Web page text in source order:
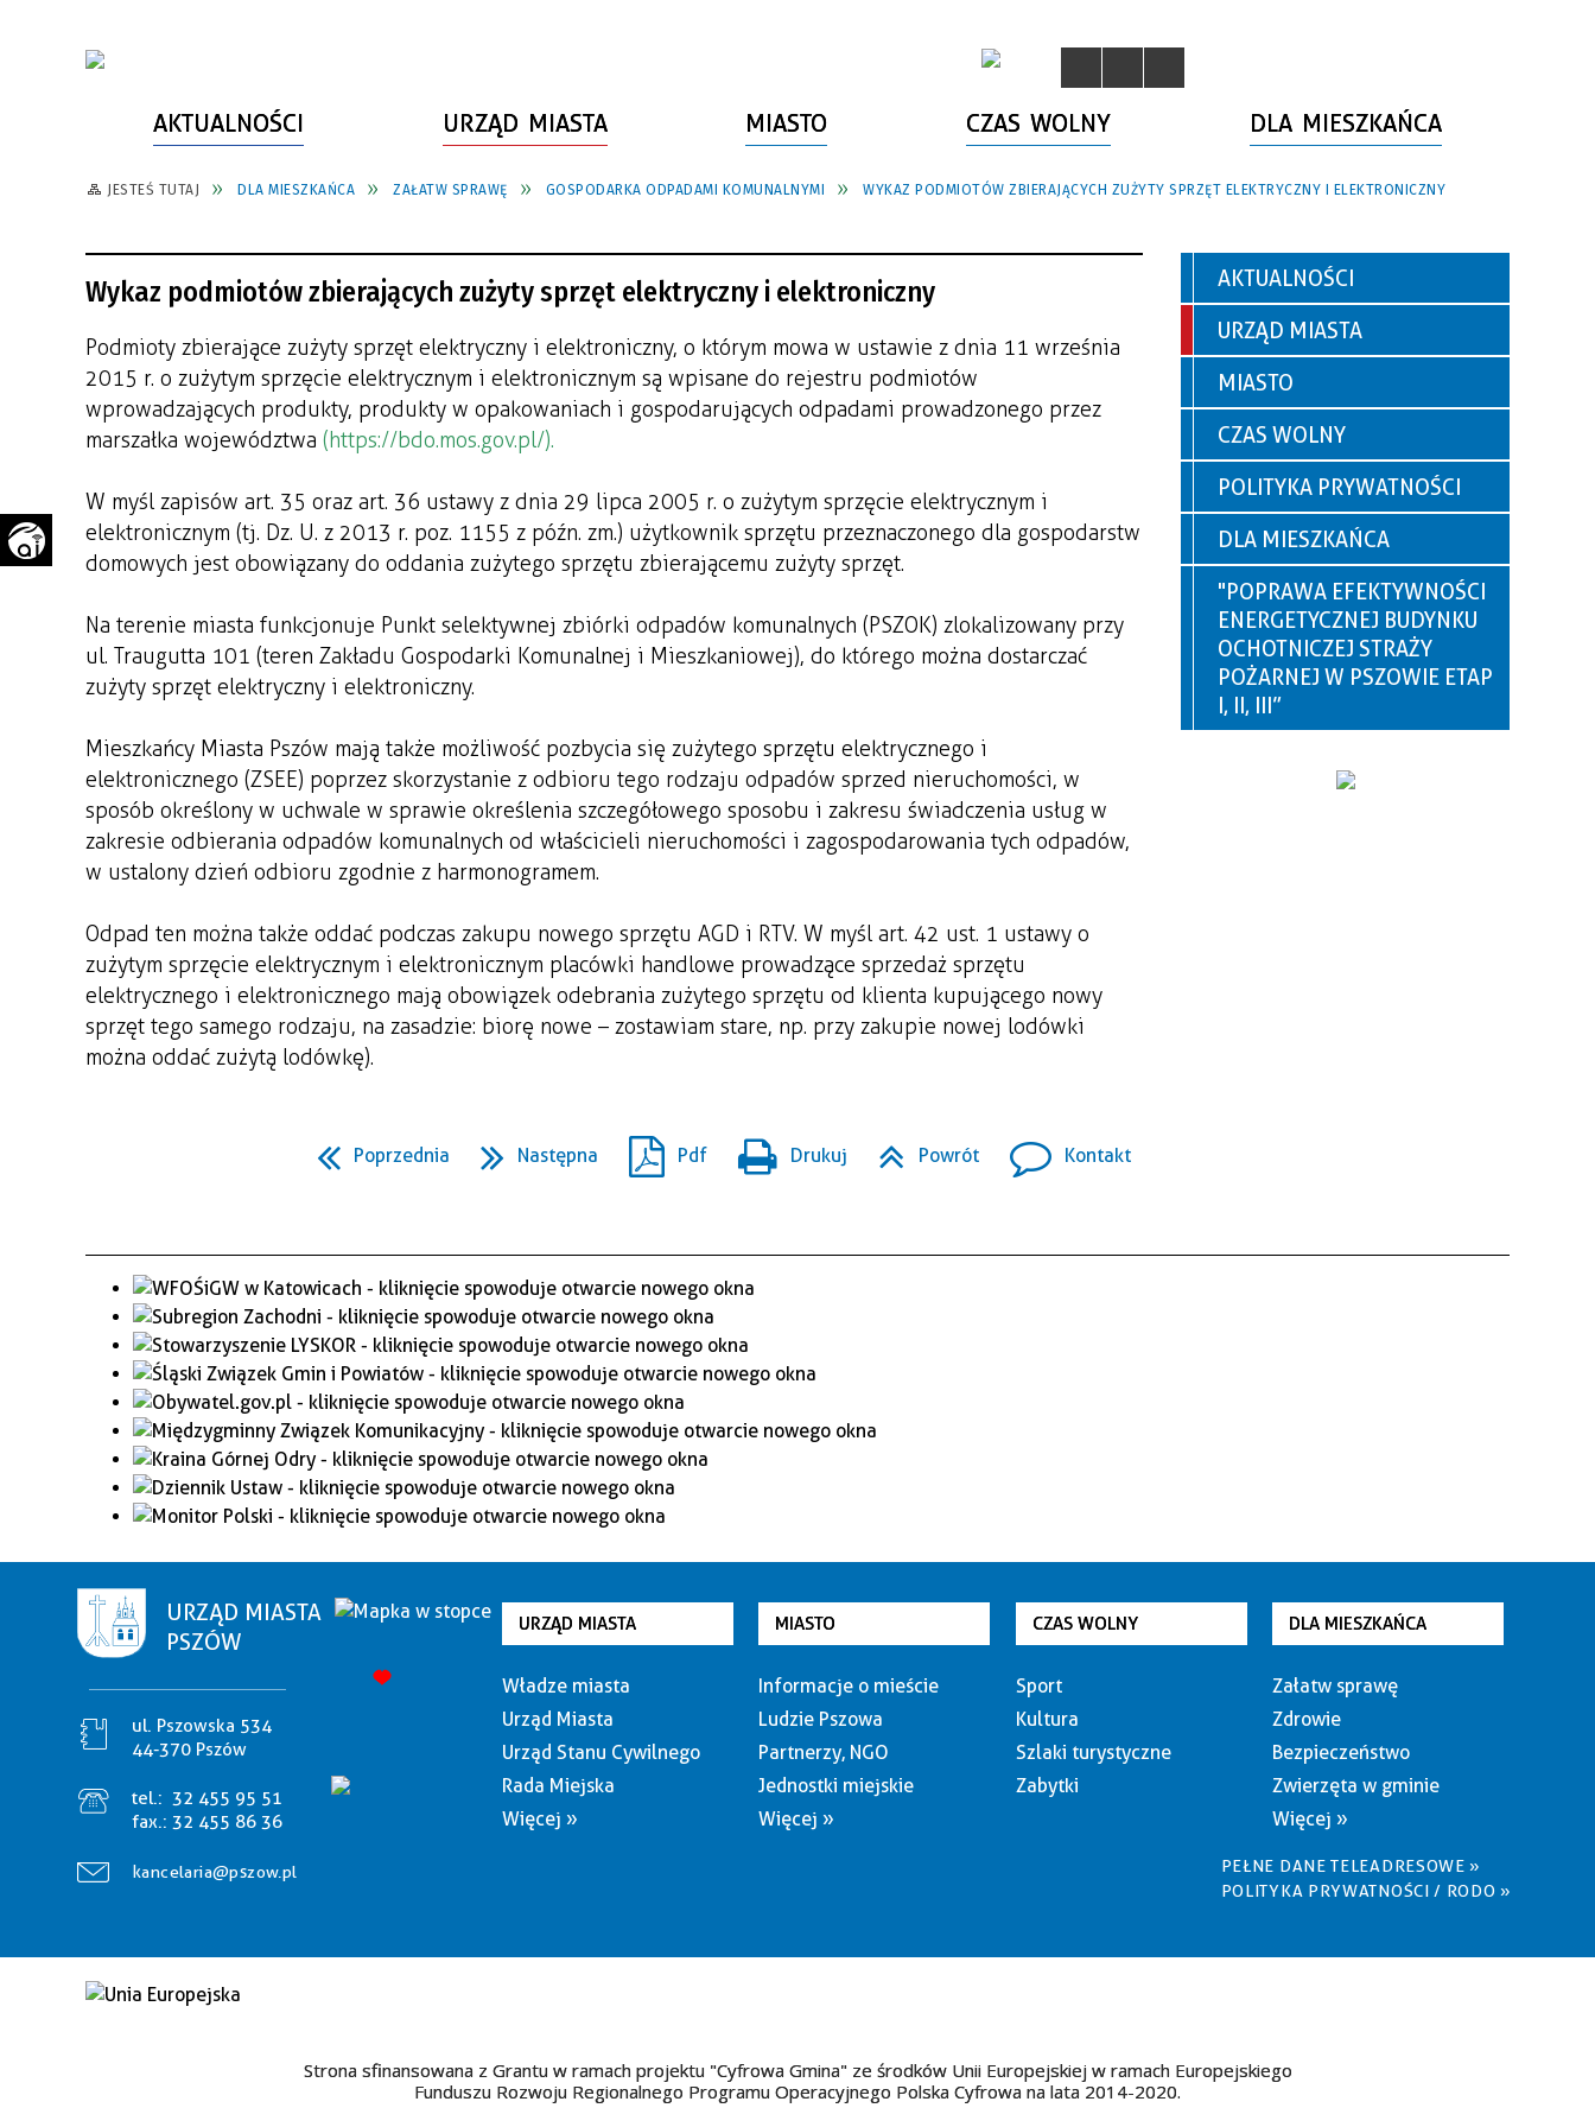
AKTUALNOŚCI URZĄD MIASTA
WŁADZE MIASTA
URZĄD STANU CYWILNEGO
RADA MIEJSKA
BUDŻET MIASTA
STRATEGIE, PLANY, PROGRAMY
MIASTO
INFORMACJE O MIEŚCIE
PARTNERZY, NGO
JEDNOSTKI MIEJSKIE
EDUKACJA
INWESTYCJE MIEJSKIE
PRZEDSIĘBIORCZOŚCI
WAŻNE TELEFONY
"PSZOW.PL"
CZAS WOLNY
SPORT
SZLAKI TURYSTYCZNE
ZABYTKI
DLA MIESZKAŃCA
ZAŁATW SPRAWĘ
BEZPIECZEŃSTWO
ZWIERZĘTA W GMINIE
POMIAR SATYSFAKCJI KLIENTA
INFORMATOR
ZAGOSPODAROWANIE
PRZESTRZENNE
JESTEŚ TUTAJ DLA MIESZKAŃCA ZAŁATW SPRAWĘ GOSPODARKA ODPADAMI KOMUNALNYMI WYKAZ PODMIOTÓW ZBIERAJĄCYCH ZUŻYTY SPRZĘT ELEKTRYCZNY I ELEKTRONICZNY
Wykaz podmiotów zbierających zużyty sprzęt elektryczny i elektroniczny
Podmioty zbierające zużyty sprzęt elektryczny i elektroniczny, o którym mowa w ustawie z dnia 11 września
2015 r. o zużytym sprzęcie elektrycznym i elektronicznym są wpisane do rejestru podmiotów
wprowadzających produkty, produkty w opakowaniach i gospodarujących odpadami prowadzonego przez
marszałka województwa (https://bdo.mos.gov.pl/).
W myśl zapisów art. 35 oraz art. 36 ustawy z dnia 29 lipca 2005 r. o zużytym sprzęcie elektrycznym i
elektronicznym (tj. Dz. U. z 2013 r. poz. 1155 z późn. zm.) użytkownik sprzętu przeznaczonego dla gospodarstw
domowych jest obowiązany do oddania zużytego sprzętu zbierającemu zużyty sprzęt.
Na terenie miasta funkcjonuje Punkt selektywnej zbiórki odpadów komunalnych (PSZOK) zlokalizowany przy
ul. Traugutta 101 (teren Zakładu Gospodarki Komunalnej i Mieszkaniowej), do którego można dostarczać
zużyty sprzęt elektryczny i elektroniczny.
Mieszkańcy Miasta Pszów mają także możliwość pozbycia się zużytego sprzętu elektrycznego i
elektronicznego (ZSEE) poprzez skorzystanie z odbioru tego rodzaju odpadów sprzed nieruchomości, w
sposób określony w uchwale w sprawie określenia szczegółowego sposobu i zakresu świadczenia usług w
zakresie odbierania odpadów komunalnych od właścicieli nieruchomości i zagospodarowania tych odpadów,
w ustalony dzień odbioru zgodnie z harmonogramem.
Odpad ten można także oddać podczas zakupu nowego sprzętu AGD i RTV. W myśl art. 42 ust. 1 ustawy o
zużytym sprzęcie elektrycznym i elektronicznym placówki handlowe prowadzące sprzedaż sprzętu
elektrycznego i elektronicznego mają obowiązek odebrania zużytego sprzętu od klienta kupującego nowy
sprzęt tego samego rodzaju, na zasadzie: biorę nowe – zostawiam stare, np. przy zakupie nowej lodówki
można oddać zużytą lodówkę).
Poprzednia Następna Pdf Drukuj Powrót Kontakt
AKTUALNOŚCI
URZĄD MIASTA
MIASTO
CZAS WOLNY
POLITYKA PRYWATNOŚCI
DLA MIESZKAŃCA
"POPRAWA EFEKTYWNOŚCI
ENERGETYCZNEJ BUDYNKU
OCHOTNICZEJ STRAŻY
POŻARNEJ W PSZOWIE ETAP
I, II, III”
URZĄD MIASTA
PSZÓW
ul. Pszowska 534
44-370 Pszów
tel.: 32 455 95 51
fax.: 32 455 86 36
kancelaria@pszow.pl
URZĄD MIASTA
Władze miasta
Urząd Miasta
Urząd Stanu Cywilnego
Rada Miejska
Więcej »
MIASTO
Informacje o mieście
Ludzie Pszowa
Partnerzy, NGO
Jednostki miejskie
Więcej »
CZAS WOLNY
Sport
Kultura
Szlaki turystyczne
Zabytki
DLA MIESZKAŃCA
Załatw sprawę
Zdrowie
Bezpieczeństwo
Zwierzęta w gminie
Więcej »
PEŁNE DANE TELEADRESOWE »
POLITYKA PRYWATNOŚCI / RODO »
Strona sfinansowana z Grantu w ramach projektu "Cyfrowa Gmina" ze środków Unii Europejskiej w ramach Europejskiego
Funduszu Rozwoju Regionalnego Programu Operacyjnego Polska Cyfrowa na lata 2014-2020.